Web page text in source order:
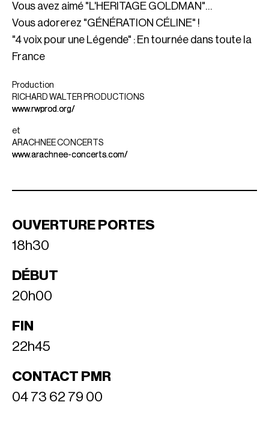
Vous avez aimé "L'HERITAGE GOLDMAN"…
Vous adorerez "GÉNÉRATION CÉLINE" !
"4 voix pour une Légende" : En tournée dans toute la
France
Production
RICHARD WALTER PRODUCTIONS
www.rwprod.org/
et
ARACHNEE CONCERTS
www.arachnee-concerts.com/
OUVERTURE PORTES
18h30
DÉBUT
20h00
FIN
22h45
CONTACT PMR
04 73 62 79 00